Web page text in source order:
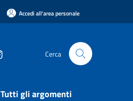
Accedi all'area personale
Cerca
Tutti gli argomenti